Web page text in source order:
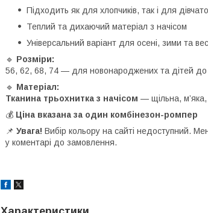
Підходить як для хлопчиків, так і для
Теплий та дихаючий матеріал з начісом
Універсальний варіант для осені, зими та
🔹 Розміри:
56, 62, 68, 74 — для новонароджених та дітей до
🔹 Матеріал:
Тканина трьохнитка з начісом — щільна,
💰 Ціна вказана за один комбінезон-ромпер
📌 Увага! Вибір кольору на сайті недоступний.
у коментарі до замовлення.